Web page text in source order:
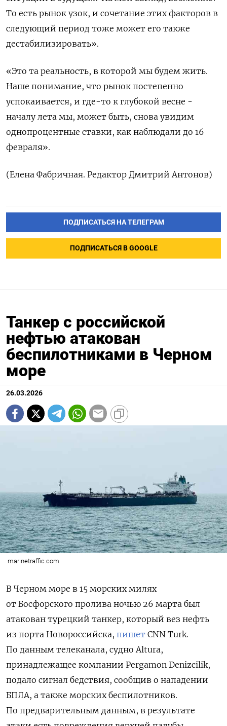
То есть рынок узок, и ‌сочетание этих факторов в
следующий период тоже может его также
дестабилизировать».
«Это та реальность, в которой мы будем жить.
Наше ​понимание, что рынок постепенно
успокаивается, и где-то к глубокой весне -
началу лета мы, может быть, снова ‌увидим
однопроцентные ставки, как наблюдали до 16
февраля».
(Елена Фабричная. Редактор Дмитрий Антонов)
ПОДПИСАТЬСЯ НА ТЕЛЕГРАМ
ПОДПИСАТЬСЯ В GOOGLE
Танкер с российской
нефтью атакован
беспилотниками в Черном
море
26.03.2026
marinetraffic.com
В Черном море в 15 морских милях
от Босфорского пролива ночью 26 марта был
атакован турецкий танкер, который вез нефть
из порта Новороссийска, пишет CNN Turk.
По данным телеканала, судно Altura,
принадлежащее компании Pergamon Denizcilik,
подало сигнал бедствия, сообщив о нападении
БПЛА, а также морских беспилотников.
По предварительным данным, в результате